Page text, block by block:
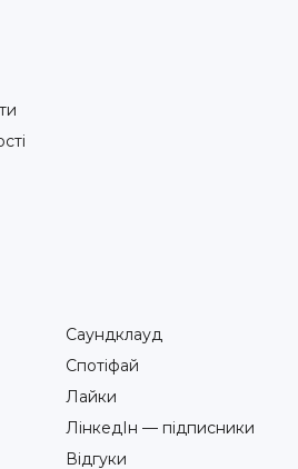
Саундклауд
Спотіфай
Лайки
ЛінкедІн — підписники
Відгуки